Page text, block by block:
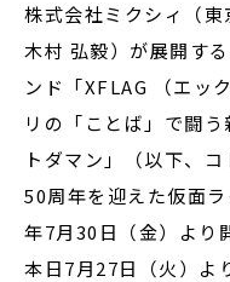
株式会社ミクシィ（東
木村 弘毅）が展開す
ンド「XFLAG （エッ
リの「ことば」で闘
トダマン」（以下、
50周年を迎えた仮面
年7月30日（金）より
本日7月27日（火）よ